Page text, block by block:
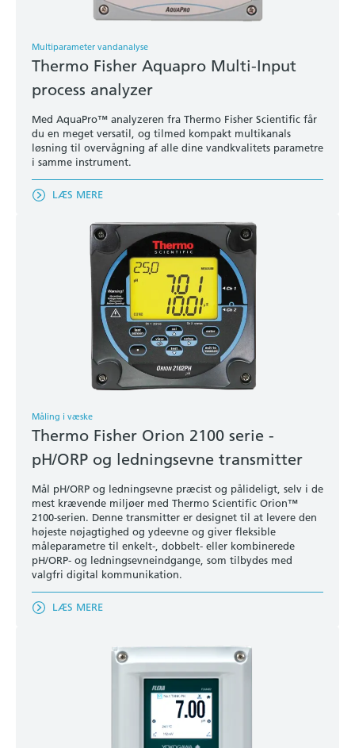
Multiparameter vandanalyse
Thermo Fisher Aquapro Multi-Input
process analyzer
Med AquaPro™ analyzeren fra Thermo Fisher Scientific får
du en meget versatil, og tilmed kompakt multikanals
løsning til overvågning af alle dine vandkvalitets parametre
i samme instrument.
LÆS MERE
Måling i væske
Thermo Fisher Orion 2100 serie -
pH/ORP og ledningsevne transmitter
Mål pH/ORP og ledningsevne præcist og pålideligt, selv i de
mest krævende miljøer med Thermo Scientific Orion™
2100-serien. Denne transmitter er designet til at levere den
højeste nøjagtighed og ydeevne og giver fleksible
måleparametre til enkelt-, dobbelt- eller kombinerede
pH/ORP- og ledningsevneindgange, som tilbydes med
valgfri digital kommunikation.
LÆS MERE